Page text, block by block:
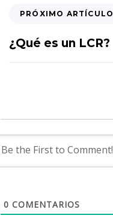
o
A
r
i
o
ó
x
i
r
t
í
o
PRÓXIMO ARTÍCULO
¿Qué es un LCR?
0 COMENTARIOS